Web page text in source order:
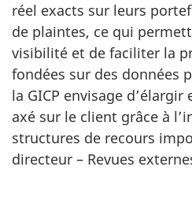
réel exacts sur leurs
de plaintes, ce qui
visibilité et de faciliter la
fondées sur des données
la GICP envisage
axé sur le client grâce à
structures de recours
directeur – Revues